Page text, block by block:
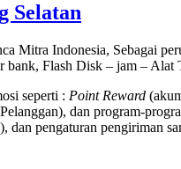
Selatan
Mitra Indonesia, Sebagai
bank, Flash Disk – jam – Alat
seperti : Point Reward
dan program-
pengaturan pengiriman